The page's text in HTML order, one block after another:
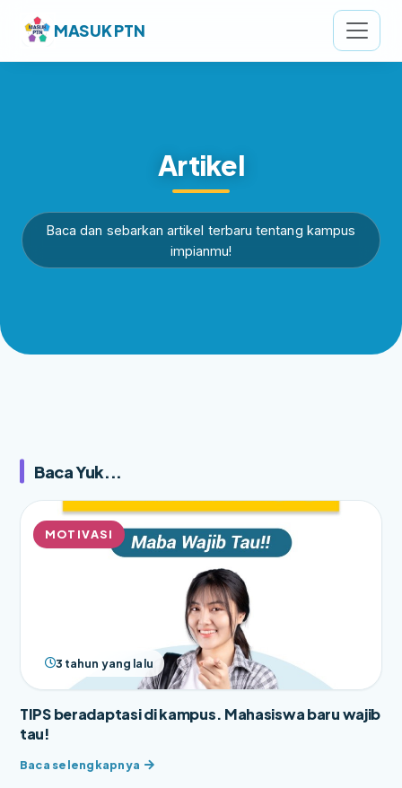
MASUK PTN
Artikel
Baca dan sebarkan artikel terbaru tentang kampus
impianmu!
Baca Yuk...
MOTIVASI
3 tahun yang lalu
TIPS beradaptasi di kampus. Mahasiswa baru wajib
tau!